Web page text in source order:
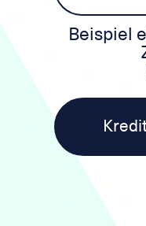
Beispiel